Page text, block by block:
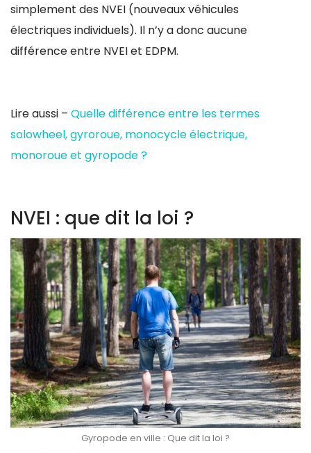
simplement des NVEI (nouveaux véhicules
électriques individuels). Il n’y a donc aucune
différence entre NVEI et EDPM.
Lire aussi – Quelle différence entre les termes
solowheel, gyroroue, monocycle électrique,
monoroue et gyropode ?
NVEI : que dit la loi ?
Gyropode en ville : Que dit la loi ?